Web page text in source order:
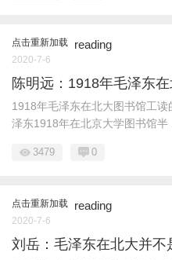
点击重新加载 reading
2020-7-6
陈明远：1918年毛泽东
1918年毛泽东在北大图书馆
泽东1918年在北京大学图书馆半
3479 0
点击重新加载 reading
2020-7-6
刘岳：毛泽东在北大并不